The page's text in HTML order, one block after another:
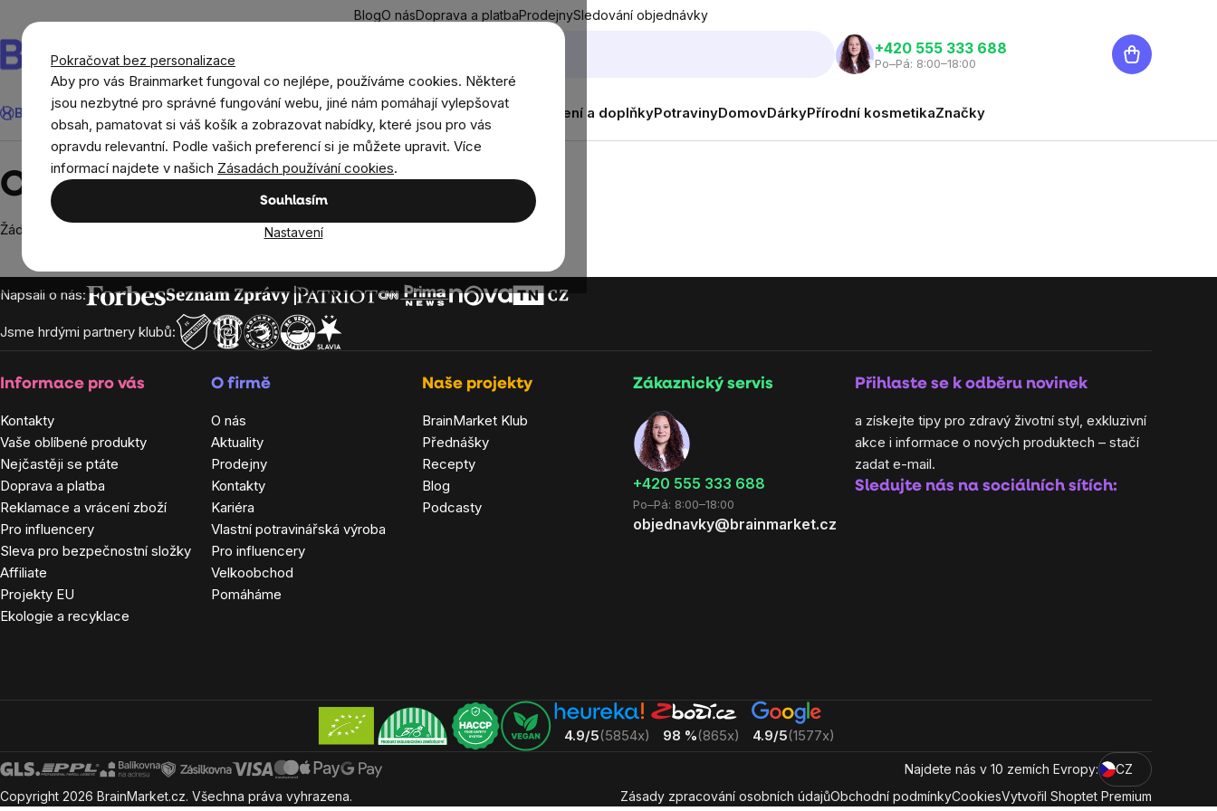
Pokračovat bez personalizace
Aby pro vás Brainmarket fungoval co nejlépe, používáme cookies. Některé
jsou nezbytné pro správné fungování webu, jiné nám pomáhají vylepšovat
obsah, pamatovat si váš košík a zobrazovat nabídky, které jsou pro vás
opravdu relevantní. Podle vašich preferencí si je můžete upravit. Více
informací najdete v našich Zásadách používání cookies.
Souhlasím
Nastavení
obsah
BlogO násDoprava a platbaProdejnySledování objednávky
Hledat
‭+420 555 333 688
Po–Pá: 8:00–18:00
Nákupní
košík
BrainMax® Léto Ušetři CíleDoplňky stravy a výživaNovinkyMužiŽenyDěti Oblečení a doplňkyPotravinyDomovDárkyPřírodní kosmetikaZnačky
Prodávané značky Omega
Omega
Žádné produkty značky nebyly nalezeny...
Zápatí
Napsali o nás:
Jsme hrdými partnery klubů:
Informace pro vás
Kontakty
Vaše oblíbené produkty
Nejčastěji se ptáte
Doprava a platba
Reklamace a vrácení zboží
Pro influencery
Sleva pro bezpečnostní složky
Affiliate
Projekty EU
Ekologie a recyklace
O firmě
O nás
Aktuality
Prodejny
Kontakty
Kariéra
Vlastní potravinářská výroba
Pro influencery
Velkoobchod
Pomáháme
Naše projekty
BrainMarket Klub
Přednášky
Recepty
Blog
Podcasty
Zákaznický servis
‭+420 555 333 688
Po–Pá: 8:00–18:00
objednavky@brainmarket.cz
Přihlaste se k odběru novinek
a získejte tipy pro zdravý životní styl, exkluzivní
akce i informace o nových produktech – stačí
zadat e-mail.
Sledujte nás na sociálních sítích:
4.9/5(5854x) 98 %(865x) 4.9/5(1577x)
Najdete nás v 10 zemích Evropy:
CZ
Copyright 2026 BrainMarket.cz. Všechna práva vyhrazena. Zásady zpracování osobních údajůObchodní podmínkyCookiesVytvořil Shoptet Premium